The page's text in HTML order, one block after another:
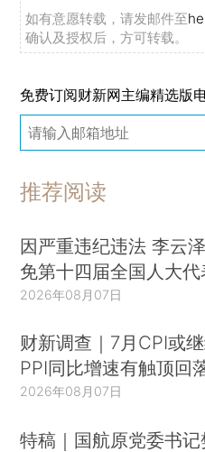
如有意愿转载，请发邮件至
确认及授权后，方可转载。
免费订阅财新网主编精选版
推荐阅读
因严重违纪违法 李云
免第十四届全国人大代
2026年08月07日
财新调查｜7月CPI或
PPI同比增速有触顶回
2026年08月07日
特稿｜国航原党委书记